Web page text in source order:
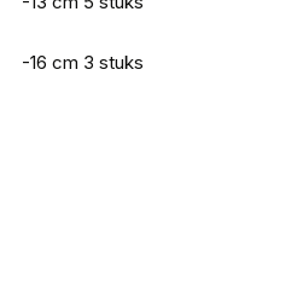
-16 cm 3 stuks